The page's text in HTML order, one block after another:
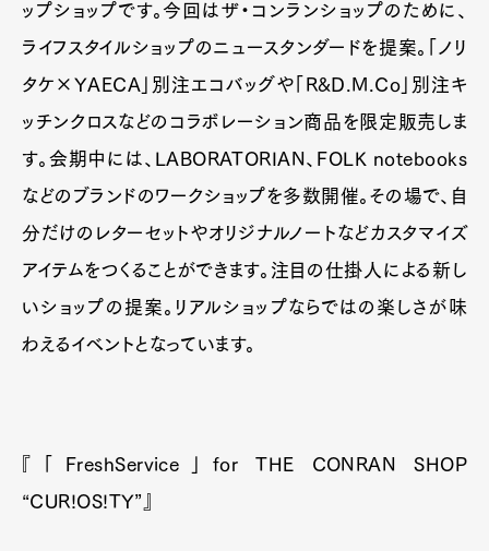
ップショップです。今回はザ・コンランショップのために、
ライフスタイルショップのニュースタンダードを提案。「ノリ
タケ×YAECA」別注エコバッグや「R&D.M.Co」別注キ
ッチンクロスなどのコラボレーション商品を限定販売しま
す。会期中には、LABORATORIAN、FOLK notebooks
などのブランドのワークショップを多数開催。その場で、自
分だけのレターセットやオリジナルノートなどカスタマイズ
アイテムをつくることができます。注目の仕掛人による新し
いショップの提案。リアルショップならではの楽しさが味
わえるイベントとなっています。
『「FreshService」for THE CONRAN SHOP
“CUR!OS!TY”』